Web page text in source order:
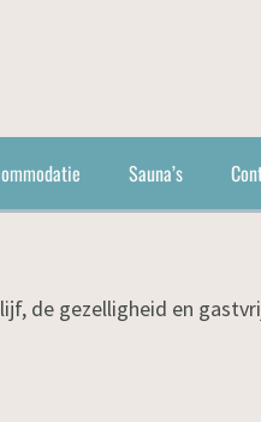
Sauna’s
de gezelligheid en